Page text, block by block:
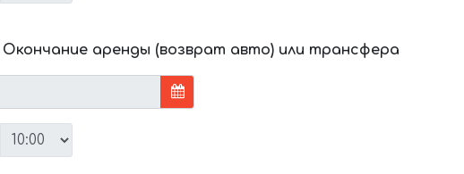
Окончание аренды (возврат авто) или трансфера